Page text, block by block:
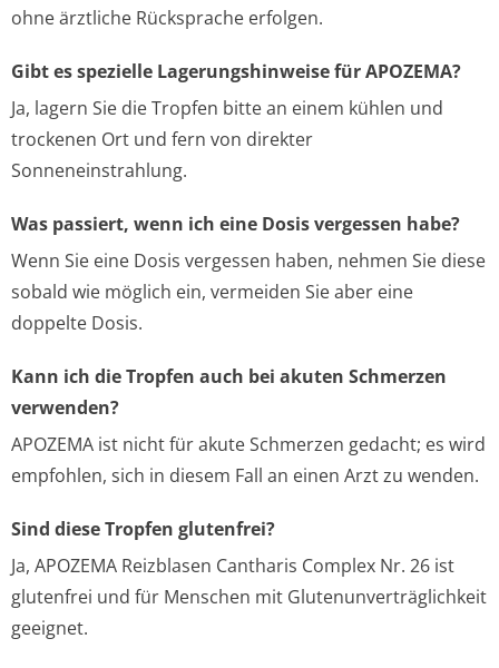
ohne ärztliche Rücksprache erfolgen.
Gibt es spezielle Lagerungshinweise für APOZEMA?
Ja, lagern Sie die Tropfen bitte an einem kühlen und
trockenen Ort und fern von direkter
Sonneneinstrahlung.
Was passiert, wenn ich eine Dosis vergessen habe?
Wenn Sie eine Dosis vergessen haben, nehmen Sie diese
sobald wie möglich ein, vermeiden Sie aber eine
doppelte Dosis.
Kann ich die Tropfen auch bei akuten Schmerzen
verwenden?
APOZEMA ist nicht für akute Schmerzen gedacht; es wird
empfohlen, sich in diesem Fall an einen Arzt zu wenden.
Sind diese Tropfen glutenfrei?
Ja, APOZEMA Reizblasen Cantharis Complex Nr. 26 ist
glutenfrei und für Menschen mit Glutenunverträglichkeit
geeignet.